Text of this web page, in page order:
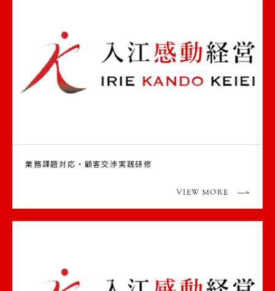
業務課題対応・顧客交渉実践研修
VIEW MORE